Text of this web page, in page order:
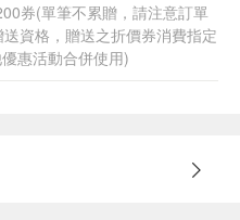
券(單筆不累贈，請注意訂單
資格，贈送之折價券消費指定
惠活動合併使用)